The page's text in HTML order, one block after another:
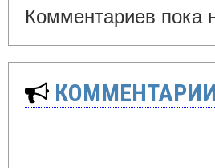
Комментариев пока